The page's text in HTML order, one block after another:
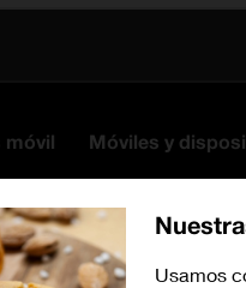
móvil Móviles y
Usamos